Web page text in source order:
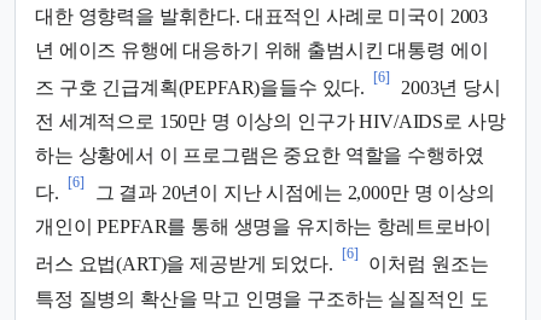
대한 영향력을 발휘한다. 대표적인 사례로 미국이 2003
년 에이즈 유행에 대응하기 위해 출범시킨 대통령 에이
즈 구호 긴급계획(PEPFAR)을들수 있다.
[6]
2003년 당시
전 세계적으로 150만 명 이상의 인구가 HIV/AIDS로 사망
하는 상황에서 이 프로그램은 중요한 역할을 수행하였
다.
[6]
그 결과 20년이 지난 시점에는 2,000만 명 이상의
개인이 PEPFAR를 통해 생명을 유지하는 항레트로바이
러스 요법(ART)을 제공받게 되었다.
[6]
이처럼 원조는
특정 질병의 확산을 막고 인명을 구조하는 실질적인 도